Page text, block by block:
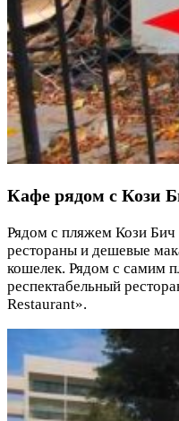
Кафе рядом с Кози
Рядом с пляжем Кози Бич
рестораны и дешевые
кошелек. Рядом с самим
респектабельный
Restaurant».